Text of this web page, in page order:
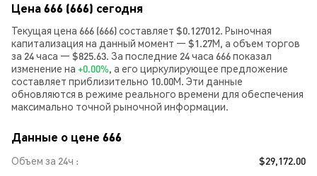
Цена 666 (666) сегодня
Текущая цена 666 (666) составляет $0.127012. Рыночная
капитализация на данный момент — $1.27M, а объем торгов
за 24 часа — $825.63. За последние 24 часа 666 показал
изменение на +0.00%, а его циркулирующее предложение
составляет приблизительно 10.00M. Эти данные
обновляются в режиме реального времени для обеспечения
максимально точной рыночной информации.
Данные о цене 666
Объем за 24ч
$29,172.00